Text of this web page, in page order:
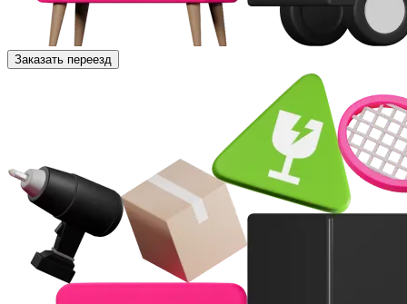
Заказать переезд